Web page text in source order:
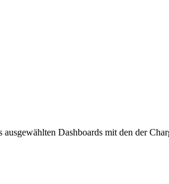
Dashboards mit den der